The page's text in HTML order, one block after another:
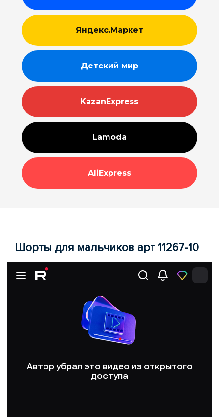
Яндекс.Маркет
Детский мир
KazanExpress
Lamoda
AliExpress
Шорты для мальчиков арт 11267-10